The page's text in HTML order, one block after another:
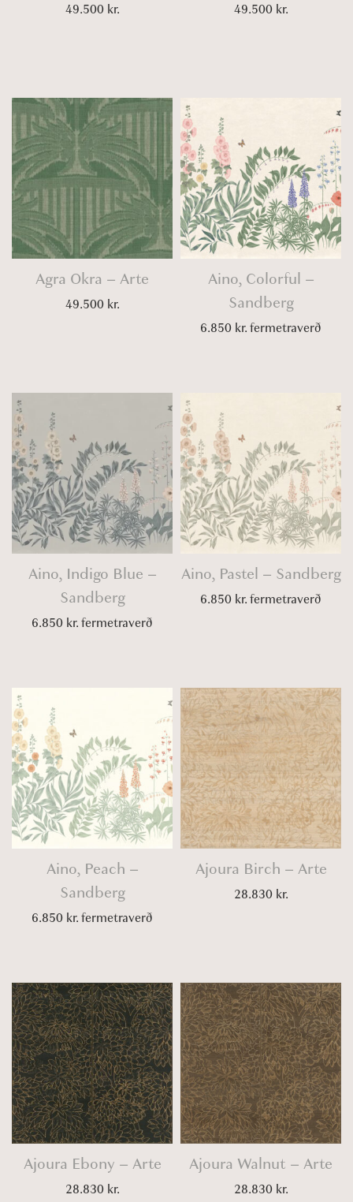
49.500 kr. 49.500 kr.
Agra Okra – Arte
49.500 kr.
Aino, Colorful –
Sandberg
6.850 kr.fermetraverð
Aino, Indigo Blue –
Sandberg
6.850 kr.fermetraverð
Aino, Pastel – Sandberg
6.850 kr.fermetraverð
Aino, Peach –
Sandberg
6.850 kr.fermetraverð
Ajoura Birch – Arte
28.830 kr.
Ajoura Ebony – Arte
28.830 kr.
Ajoura Walnut – Arte
28.830 kr.